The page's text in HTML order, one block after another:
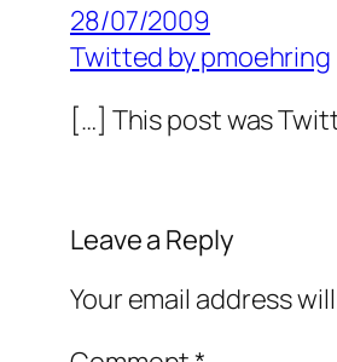
28/07/2009
Twitted by pmoehring
[…] This post was
Leave a Reply
Your email address